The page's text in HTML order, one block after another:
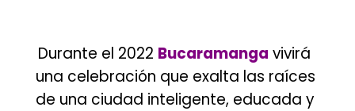
Durante el 2022 Bucaramanga vivirá
una celebración que exalta las raíces
de una ciudad inteligente, educada y